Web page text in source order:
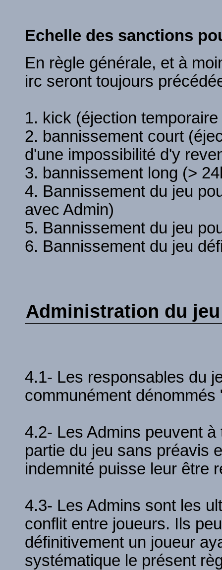
Echelle des sanctions
En règle générale, et à
irc seront toujours
1. kick (éjection
2. bannissement court
d'une impossibilité d'y
3. bannissement long (>
4. Bannissement du jeu
avec Admin)
5. Bannissement du jeu
6. Bannissement du jeu
Administration du jeu
4.1- Les responsables du
communément dénommés
4.2- Les Admins peuvent
partie du jeu sans préavis
indemnité puisse leur être
4.3- Les Admins sont les
conflit entre joueurs. Ils
définitivement un joueur
systématique le présent